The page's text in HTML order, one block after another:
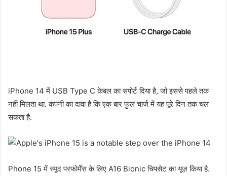
iPhone 14 में USB Type C केबल का सपोर्ट दिया है, जो इससे पहले तक
नहीं मिलता था. कंपनी का दावा है कि एक बार फुल चार्ज में यह पूरे दिन तक चल
सकता है.
Phone 15 में स्मूद परफोर्मेंस के लिए A16 Bionic चिपसेट का यूज़ किया है.